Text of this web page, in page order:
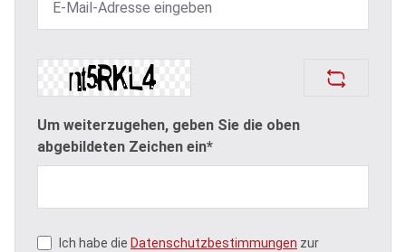
Um weiterzugehen, geben Sie die oben
abgebildeten Zeichen ein*
Ich habe die Datenschutzbestimmungen zur